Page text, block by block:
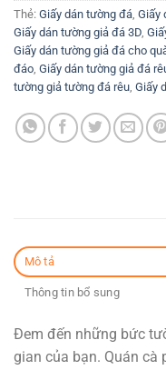
Thẻ: Giấy dán tường đá, Giấy
Giấy dán tường giả đá 3D,
Giấy dán tường giả đá cho
đáo, Giấy dán tường giả đá
tường giả tường đá rêu, Giấy
Mô tả
Thông tin bổ sung
Đem đến những bức
gian của bạn. Quán cà